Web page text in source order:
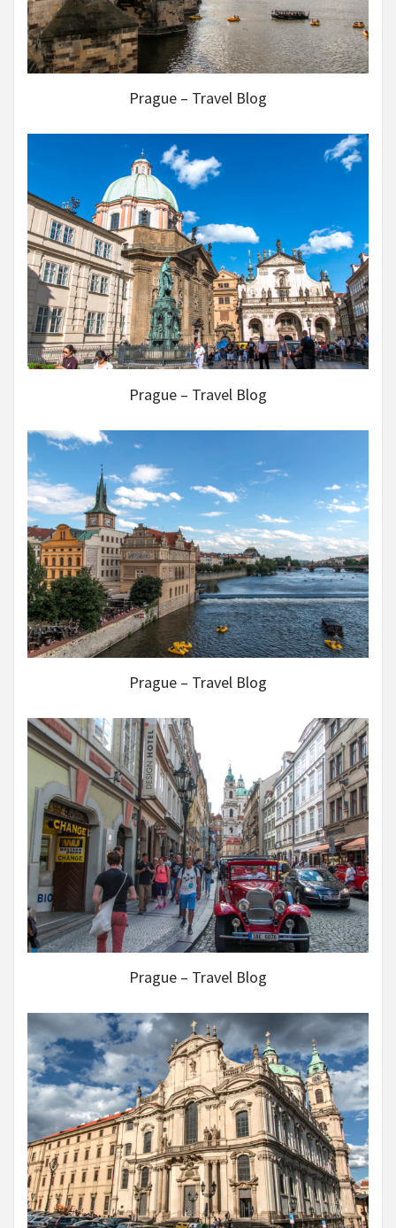
Prague – Travel Blog
Prague – Travel Blog
Prague – Travel Blog
Prague – Travel Blog